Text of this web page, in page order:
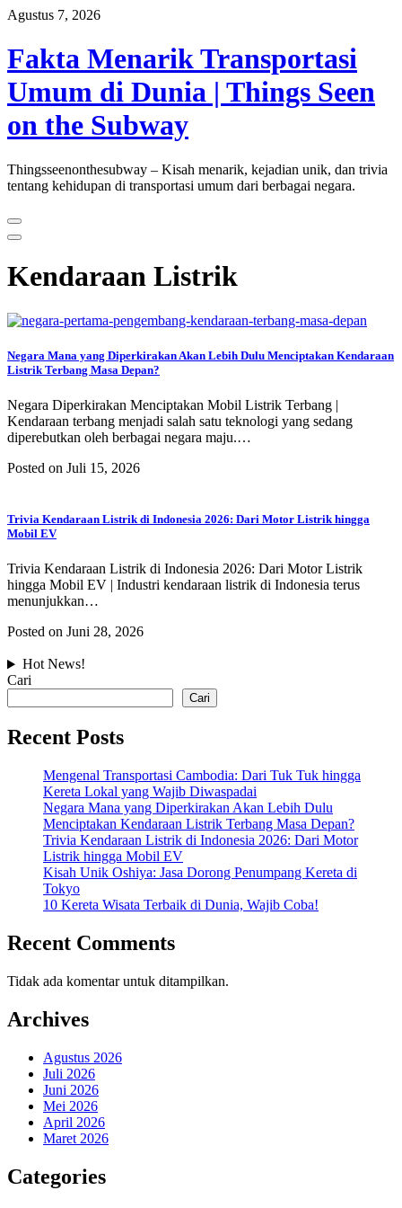
Skip
content
Agustus 7, 2026
Fakta Menarik Transportasi
Umum di Dunia | Things Seen
on the Subway
Thingsseenonthesubway – Kisah menarik, kejadian unik, dan trivia
tentang kehidupan di transportasi umum dari berbagai negara.
Kendaraan Listrik
Negara Mana yang Diperkirakan Akan Lebih Dulu Menciptakan Kendaraan
Listrik Terbang Masa Depan?
Negara Diperkirakan Menciptakan Mobil Listrik Terbang |
Kendaraan terbang menjadi salah satu teknologi yang sedang
diperebutkan oleh berbagai negara maju.…
Posted on Juli 15, 2026
Trivia Kendaraan Listrik di Indonesia 2026: Dari Motor Listrik hingga
Mobil EV
Trivia Kendaraan Listrik di Indonesia 2026: Dari Motor Listrik
hingga Mobil EV | Industri kendaraan listrik di Indonesia terus
menunjukkan…
Posted on Juni 28, 2026
Hot News!
Cari
Cari
Recent Posts
Mengenal Transportasi Cambodia: Dari Tuk Tuk hingga
Kereta Lokal yang Wajib Diwaspadai
Negara Mana yang Diperkirakan Akan Lebih Dulu
Menciptakan Kendaraan Listrik Terbang Masa Depan?
Trivia Kendaraan Listrik di Indonesia 2026: Dari Motor
Listrik hingga Mobil EV
Kisah Unik Oshiya: Jasa Dorong Penumpang Kereta di
Tokyo
10 Kereta Wisata Terbaik di Dunia, Wajib Coba!
Recent Comments
Tidak ada komentar untuk ditampilkan.
Archives
Agustus 2026
Juli 2026
Juni 2026
Mei 2026
April 2026
Maret 2026
Categories